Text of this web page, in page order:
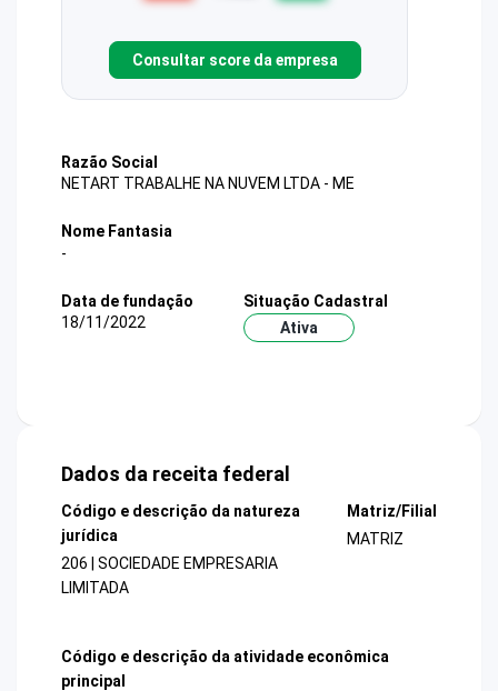
Consultar score da empresa
Razão Social
NETART TRABALHE NA NUVEM LTDA - ME
Nome Fantasia
-
Data de fundação
18/11/2022
Situação Cadastral
Ativa
Dados da receita federal
Código e descrição da natureza
jurídica
206 | SOCIEDADE EMPRESARIA
LIMITADA
Matriz/Filial
MATRIZ
Código e descrição da atividade econômica
principal